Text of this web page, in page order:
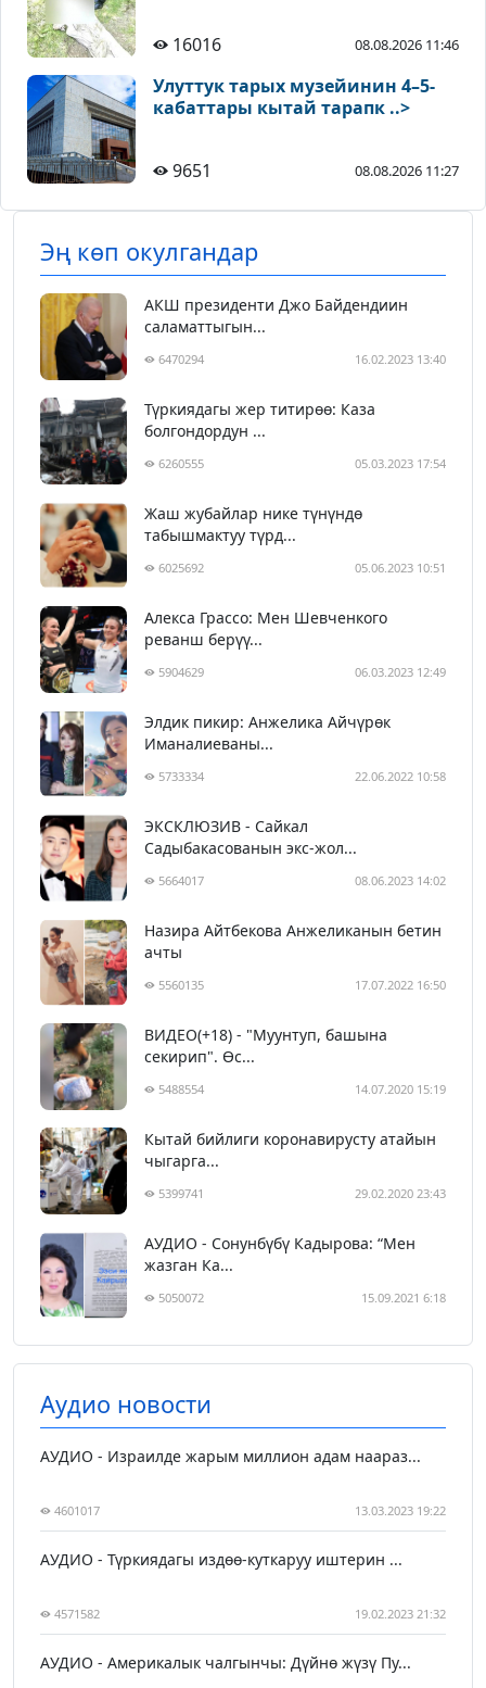
16016 08.08.2026 11:46
Улуттук тарых музейинин 4–5-
кабаттары кытай тарапк ..>
9651 08.08.2026 11:27
Эң көп окулгандар
АКШ президенти Джо Байдендиин
саламаттыгын...
6470294 16.02.2023 13:40
Түркиядагы жер титирөө: Каза
болгондордун ...
6260555 05.03.2023 17:54
Жаш жубайлар нике түнүндө
табышмактуу түрд...
6025692 05.06.2023 10:51
Алекса Грассо: Мен Шевченкого
реванш берүү...
5904629 06.03.2023 12:49
Элдик пикир: Анжелика Айчүрөк
Иманалиеваны...
5733334 22.06.2022 10:58
ЭКСКЛЮЗИВ - Сайкал
Садыбакасованын экс-жол...
5664017 08.06.2023 14:02
Назира Айтбекова Анжеликанын бетин
ачты
5560135 17.07.2022 16:50
ВИДЕО(+18) - "Муунтуп, башына
секирип". Өс...
5488554 14.07.2020 15:19
Кытай бийлиги коронавирусту атайын
чыгарга...
5399741 29.02.2020 23:43
АУДИО - Сонунбүбү Кадырова: “Мен
жазган Ка...
5050072 15.09.2021 6:18
Аудио новости
АУДИО - Израилде жарым миллион адам наараз...
4601017 13.03.2023 19:22
АУДИО - Түркиядагы издөө-куткаруу иштерин ...
4571582 19.02.2023 21:32
АУДИО - Америкалык чалгынчы: Дүйнө жүзү Пу...